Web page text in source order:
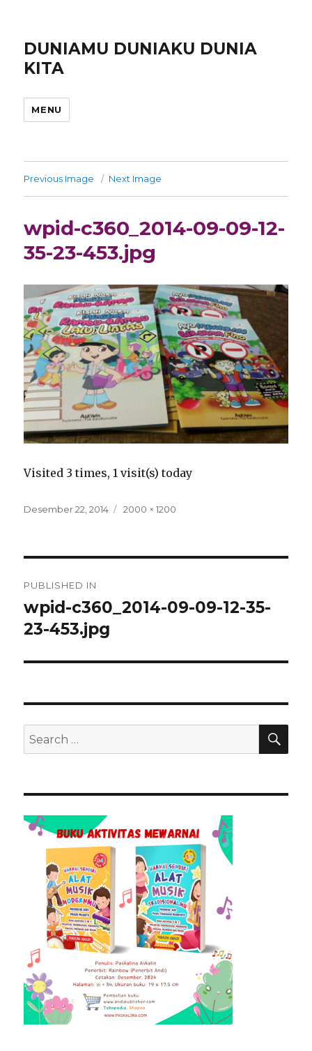
DUNIAMU DUNIAKU DUNIA
KITA
MENU
Previous Image Next Image
wpid-c360_2014-09-09-12-
35-23-453.jpg
Visited 3 times, 1 visit(s) today
Posted
Desember 22, 2014
Full
2000 × 1200
pos
PUBLISHED IN
wpid-c360_2014-09-09-12-35-
23-453.jpg
Search
for: